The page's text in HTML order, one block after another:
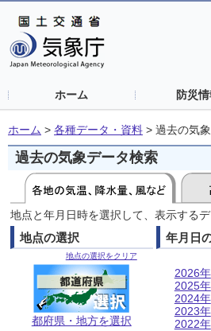
ホーム 防災
ホーム > 各種データ・資料 > 過去の気
過去の気象データ検索
地点と年月日時を選択して、表示する
地点の選択
地点の選択をクリア
都府県・地方を選択
年月日
2026年
2025年
2024年
2023年
2022年